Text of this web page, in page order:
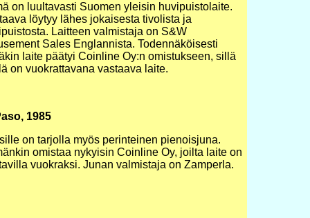
on luultavasti Suomen yleisin huvipuistolaite.
löytyy lähes jokaisesta tivolista ja
Laitteen valmistaja on S&W
Sales Englannista. Todennäköisesti
laite päätyi Coinline Oy:n omistukseen, sillä
on vuokrattavana vastaava laite.
1985
on tarjolla myös perinteinen pienoisjuna.
omistaa nykyisin Coinline Oy, joilta laite on
vuokraksi. Junan valmistaja on Zamperla.